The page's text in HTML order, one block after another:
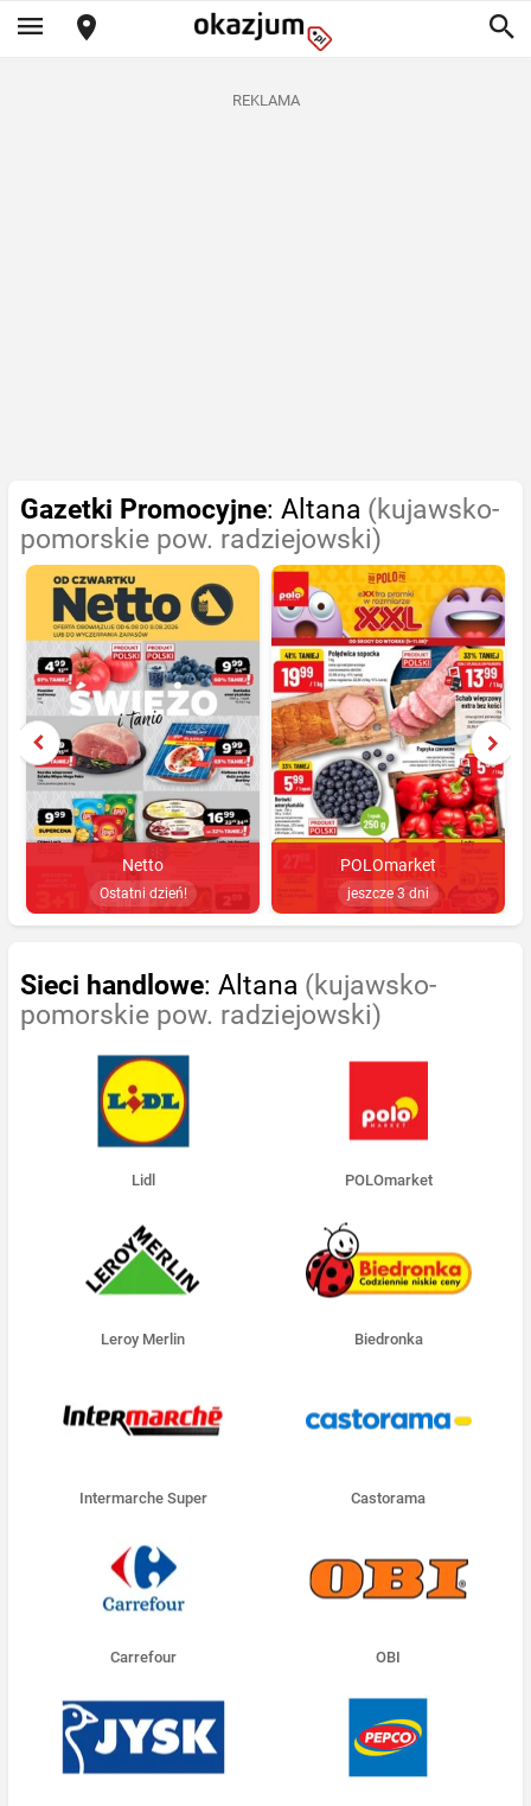
REKLAMA
Gazetki Promocyjne: Altana (kujawsko-
pomorskie pow. radziejowski)
Netto
Ostatni dzień!
POLOmarket
jeszcze 3 dni
Sieci handlowe: Altana (kujawsko-
pomorskie pow. radziejowski)
Lidl POLOmarket
Leroy Merlin Biedronka
Intermarche Super Castorama
Carrefour OBI